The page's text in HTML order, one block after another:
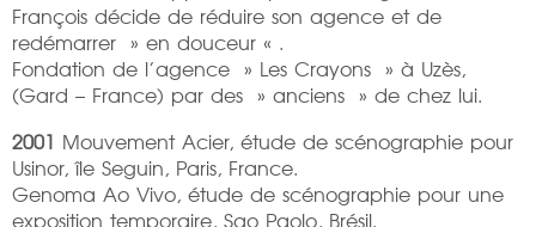
François décide de réduire son agence et de
redémarrer » en douceur « .
Fondation de l’agence » Les Crayons » à Uzès,
(Gard – France) par des » anciens » de chez lui.
2001 Mouvement Acier, étude de scénographie pour
Usinor, île Seguin, Paris, France.
Genoma Ao Vivo, étude de scénographie pour une
exposition temporaire, Sao Paolo, Brésil.